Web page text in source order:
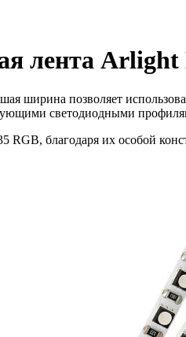
лента
ширина позволяет
светодиодными
благодаря их особой